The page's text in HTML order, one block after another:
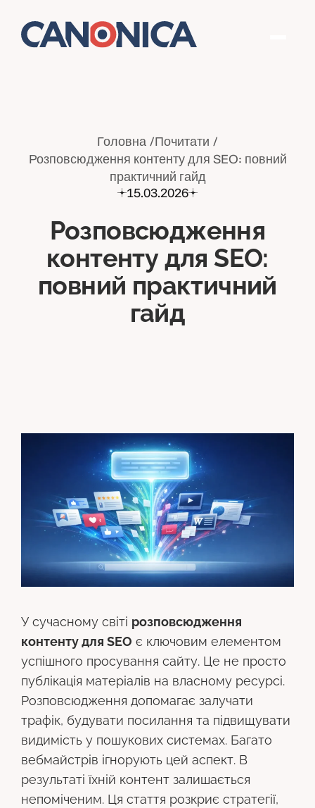
Головна Почитати
Розповсюдження контенту для SEO: повний
практичний гайд
15.03.2026
Розповсюдження
контенту для SEO:
повний практичний
гайд
У сучасному світі розповсюдження
контенту для SEO є ключовим елементом
успішного просування сайту. Це не просто
публікація матеріалів на власному ресурсі.
Розповсюдження допомагає залучати
трафік, будувати посилання та підвищувати
видимість у пошукових системах. Багато
вебмайстрів ігнорують цей аспект. В
результаті їхній контент залишається
непоміченим. Ця стаття розкриє стратегії,